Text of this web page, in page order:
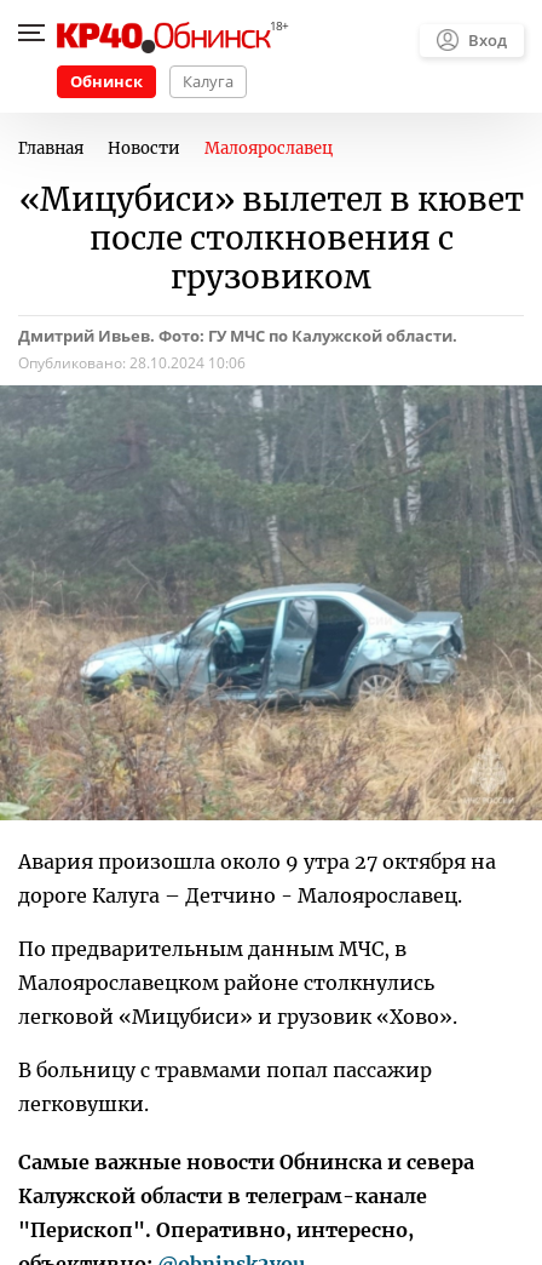
Обнинск Калуга
Вход
Главная Новости Малоярославец
«Мицубиси» вылетел в кювет
после столкновения с
грузовиком
Дмитрий Ивьев. Фото: ГУ МЧС по Калужской области.
Опубликовано: 28.10.2024 10:06
Авария произошла около 9 утра 27 октября на
дороге Калуга – Детчино - Малоярославец.
По предварительным данным МЧС, в
Малоярославецком районе столкнулись
легковой «Мицубиси» и грузовик «Хово».
В больницу с травмами попал пассажир
легковушки.
Самые важные новости Обнинска и севера
Калужской области в телеграм-канале
"Перископ". Оперативно, интересно,